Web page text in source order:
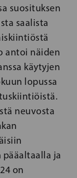
suosituksen
saalista
antoi näiden
käytyjen
lopussa
neuvosta
pääaltaalla ja
on